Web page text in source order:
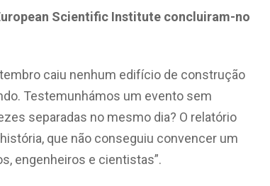
Scientific Institute concluiram-no
caiu nenhum edifício de construção
Testemunhámos um evento sem
separadas no mesmo dia? O relatório
que não conseguiu convencer um
engenheiros e cientistas”.